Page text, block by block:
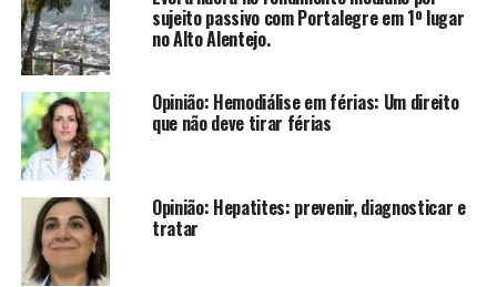
sujeito passivo com Portalegre em 1º lugar
no Alto Alentejo.
Opinião: Hemodiálise em férias: Um direito
que não deve tirar férias
Opinião: Hepatites: prevenir, diagnosticar e
tratar